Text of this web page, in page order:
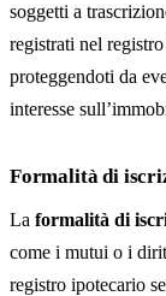
soggetti a
registrati nel
proteggendoti da
interesse
Formalità di
La formalità di
come i mutui o i
registro ipotecario